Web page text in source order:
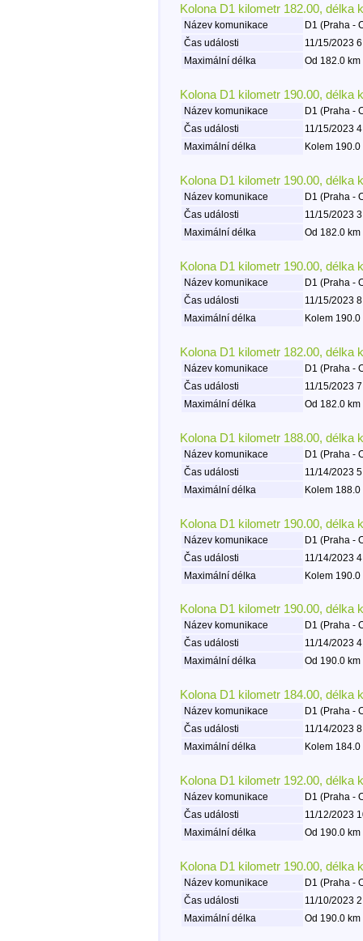
Kolona D1 kilometr 182.00, délka
Název komunikace
D1 (Praha -
Čas události
11/15/2023
Maximální délka
Od 182.0
Kolona D1 kilometr 190.00, délka
Název komunikace
D1 (Praha -
Čas události
11/15/2023
Maximální délka
Kolem
Kolona D1 kilometr 190.00, délka
Název komunikace
D1 (Praha -
Čas události
11/15/2023
Maximální délka
Od 182.0
Kolona D1 kilometr 190.00, délka
Název komunikace
D1 (Praha -
Čas události
11/15/2023
Maximální délka
Kolem
Kolona D1 kilometr 182.00, délka
Název komunikace
D1 (Praha -
Čas události
11/15/2023
Maximální délka
Od 182.0
Kolona D1 kilometr 188.00, délka
Název komunikace
D1 (Praha -
Čas události
11/14/2023
Maximální délka
Kolem
Kolona D1 kilometr 190.00, délka
Název komunikace
D1 (Praha -
Čas události
11/14/2023
Maximální délka
Kolem
Kolona D1 kilometr 190.00, délka
Název komunikace
D1 (Praha -
Čas události
11/14/2023
Maximální délka
Od 190.0
Kolona D1 kilometr 184.00, délka
Název komunikace
D1 (Praha -
Čas události
11/14/2023
Maximální délka
Kolem
Kolona D1 kilometr 192.00, délka
Název komunikace
D1 (Praha -
Čas události
11/12/2023
Maximální délka
Od 190.0
Kolona D1 kilometr 190.00, délka
Název komunikace
D1 (Praha -
Čas události
11/10/2023
Maximální délka
Od 190.0